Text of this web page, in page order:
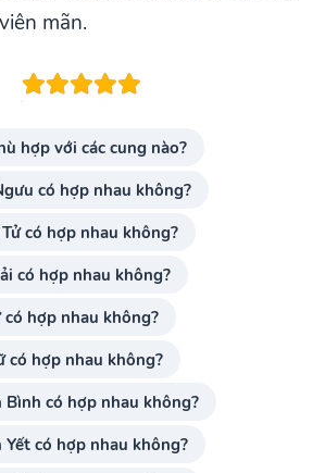
mãn.
hợp với các cung nào?
có hợp nhau không?
có hợp nhau không?
có hợp nhau không?
có hợp nhau không?
có hợp nhau không?
Bình có hợp nhau không?
có hợp nhau không?